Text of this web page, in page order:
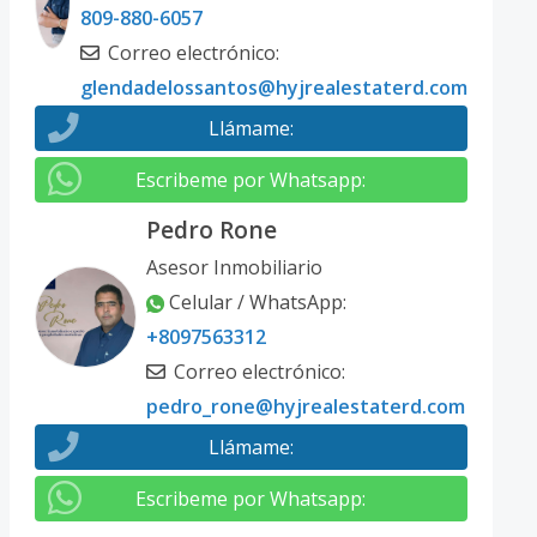
809-880-6057
Correo electrónico:
glendadelossantos@hyjrealestaterd.com
Llámame:
Escribeme por Whatsapp:
Pedro Rone
Asesor Inmobiliario
Celular / WhatsApp:
+8097563312
Correo electrónico:
pedro_rone@hyjrealestaterd.com
Llámame:
Escribeme por Whatsapp: